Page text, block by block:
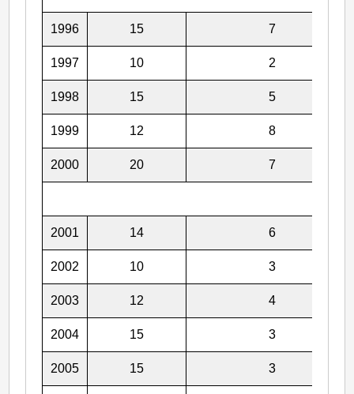
1996 15 7
1997 10 2
1998 15 5
1999 12 8
2000 20 7
2001 14 6
2002 10 3
2003 12 4
2004 15 3
2005 15 3